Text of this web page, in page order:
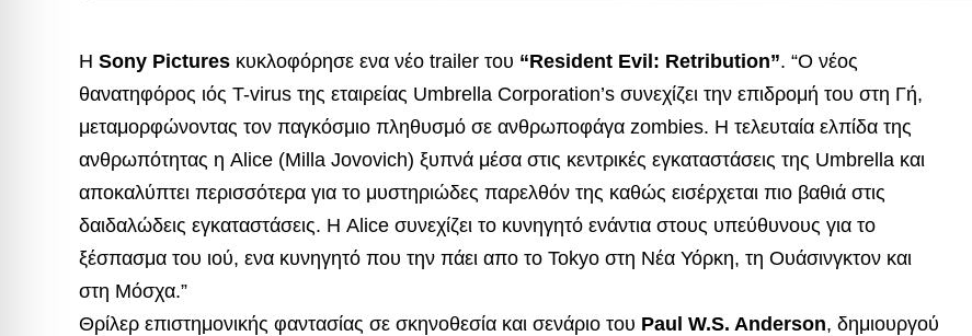
Η Sony Pictures κυκλοφόρησε ενα νέο trailer του “Resident Evil: Retribution”. “Ο νέος
θανατηφόρος ιός T-virus της εταιρείας Umbrella Corporation’s συνεχίζει την επιδρομή του στη Γή,
μεταμορφώνοντας τον παγκόσμιο πληθυσμό σε ανθρωποφάγα zombies. Η τελευταία ελπίδα της
ανθρωπότητας η Alice (Milla Jovovich) ξυπνά μέσα στις κεντρικές εγκαταστάσεις της Umbrella και
αποκαλύπτει περισσότερα για το μυστηριώδες παρελθόν της καθώς εισέρχεται πιο βαθιά στις
δαιδαλώδεις εγκαταστάσεις. Η Alice συνεχίζει το κυνηγητό ενάντια στους υπεύθυνους για το
ξέσπασμα του ιού, ενα κυνηγητό που την πάει απο το Tokyo στη Νέα Υόρκη, τη Ουάσινγκτον και
στη Μόσχα.”
Θρίλερ επιστημονικής φαντασίας σε σκηνοθεσία και σενάριο του Paul W.S. Anderson, δημιουργού